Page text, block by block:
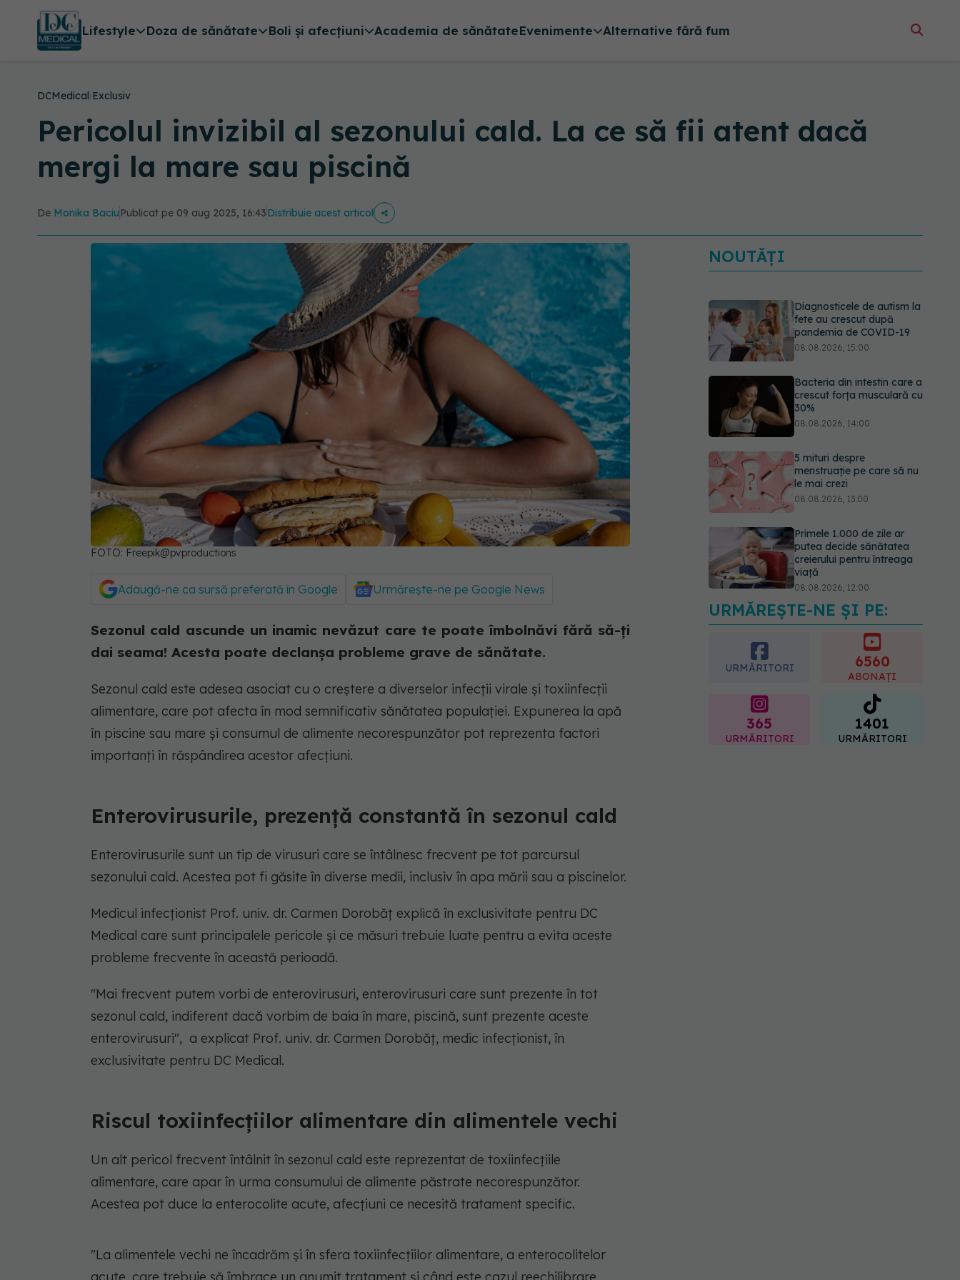
Lifestyle Doza de sănătate Boli și afecțiuni Academia de sănătateEvenimente Alternative fără fum
DCMedical›Exclusiv
Pericolul invizibil al sezonului cald. La ce să fii atent dacă
mergi la mare sau piscină
De Monika Baciu Publicat pe 09 aug 2025, 16:43Distribuie acest articol
FOTO: Freepik@pvproductions
Adaugă-ne ca sursă preferată în Google Urmărește-ne pe Google News
Sezonul cald ascunde un inamic nevăzut care te poate îmbolnăvi fără să-ți
dai seama! Acesta poate declanșa probleme grave de sănătate.
Sezonul cald este adesea asociat cu o creștere a diverselor infecții virale și toxiinfecții
alimentare, care pot afecta în mod semnificativ sănătatea populației. Expunerea la apă
în piscine sau mare și consumul de alimente necorespunzător pot reprezenta factori
importanți în răspândirea acestor afecțiuni.
Enterovirusurile, prezență constantă în sezonul cald
Enterovirusurile sunt un tip de virusuri care se întâlnesc frecvent pe tot parcursul
sezonului cald. Acestea pot fi găsite în diverse medii, inclusiv în apa mării sau a piscinelor.
Medicul infecționist Prof. univ. dr. Carmen Dorobăț explică în exclusivitate pentru DC
Medical care sunt principalele pericole și ce măsuri trebuie luate pentru a evita aceste
probleme frecvente în această perioadă.
"Mai frecvent putem vorbi de enterovirusuri, enterovirusuri care sunt prezente în tot
sezonul cald, indiferent dacă vorbim de baia în mare, piscină, sunt prezente aceste
enterovirusuri", a explicat Prof. univ. dr. Carmen Dorobăț, medic infecționist, în
exclusivitate pentru DC Medical.
Riscul toxiinfecțiilor alimentare din alimentele vechi
Un alt pericol frecvent întâlnit în sezonul cald este reprezentat de toxiinfecțiile
alimentare, care apar în urma consumului de alimente păstrate necorespunzător.
Acestea pot duce la enterocolite acute, afecțiuni ce necesită tratament specific.
"La alimentele vechi ne încadrăm și în sfera toxiinfecțiilor alimentare, a enterocolitelor
acute, care trebuie să îmbrace un anumit tratament și când este cazul reechilibrare
NOUTĂȚI
Diagnosticele de autism la
fete au crescut după
pandemia de COVID-19
08.08.2026, 15:00
Bacteria din intestin care a
crescut forța musculară cu
30%
08.08.2026, 14:00
5 mituri despre
menstruație pe care să nu
le mai crezi
08.08.2026, 13:00
Primele 1.000 de zile ar
putea decide sănătatea
creierului pentru întreaga
viață
08.08.2026, 12:00
Trucul simplu care face
pepenele verde mult mai
08.08.2026, 15:32
URMĂREȘTE-NE ȘI PE:
URMĂRITORI 6560
ABONAȚI
365
URMĂRITORI
1401
URMĂRITORI